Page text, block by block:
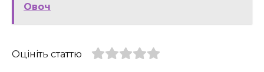
Овоч
Оцініть статтю